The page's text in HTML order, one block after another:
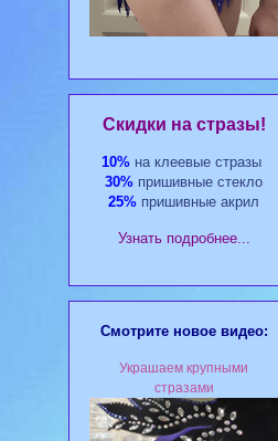
Cкидки на стразы!
10% на клеевые стразы
30% пришивные стекло
25% пришивные акрил
Узнать подробнее...
Смотрите новое видео:
Украшаем крупными
стразами